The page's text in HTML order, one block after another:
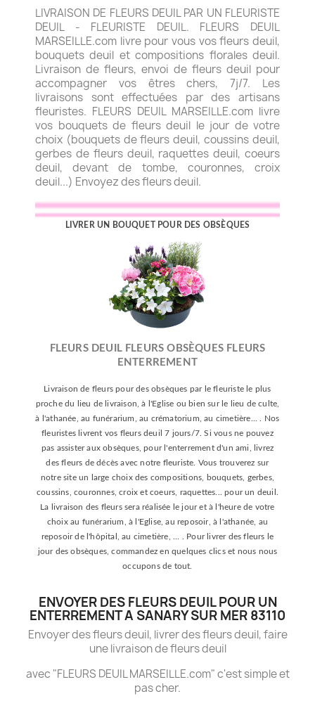
LIVRAISON DE FLEURS DEUIL PAR UN FLEURISTE
DEUIL - FLEURISTE DEUIL. FLEURS DEUIL
MARSEILLE.com livre pour vous vos fleurs deuil,
bouquets deuil et compositions florales deuil.
Livraison de fleurs, envoi de fleurs deuil pour
accompagner vos êtres chers, 7j/7. Les
livraisons sont effectuées par des artisans
fleuristes. FLEURS DEUIL MARSEILLE.com livre
vos bouquets de fleurs deuil le jour de votre
choix (bouquets de fleurs deuil, coussins deuil,
gerbes de fleurs deuil, raquettes deuil, coeurs
deuil, devant de tombe, couronnes, croix
deuil...) Envoyez des fleurs deuil.
LIVRER UN BOUQUET POUR DES OBSÈQUES
FLEURS DEUIL FLEURS OBSÈQUES FLEURS
ENTERREMENT
Livraison de fleurs pour des obsèques par le fleuriste le plus
proche du lieu de livraison, à l'Eglise ou bien sur le lieu de culte,
à l'athanée, au funérarium, au crématorium, au cimetière... . Nos
fleuristes livrent vos fleurs deuil 7 jours/7. Si vous ne pouvez
pas assister aux obsèques, pour l'enterrement d'un ami, livrez
des fleurs de décès avec notre fleuriste. Vous trouverez sur
notre site un large choix des compositions, bouquets, gerbes,
coussins, couronnes, croix et coeurs, raquettes... pour un deuil.
La livraison des fleurs sera réalisée le jour et à l'heure de votre
choix au funérarium, à l'Eglise, au reposoir, à l'athanée, au
reposoir de l'hôpital, au cimetière, ... . Pour livrer des fleurs le
jour des obsèques, commandez en quelques clics et nous nous
occupons de tout.
ENVOYER DES FLEURS DEUIL POUR UN
ENTERREMENT A SANARY SUR MER 83110
Envoyer des fleurs deuil, livrer des fleurs deuil, faire
une livraison de fleurs deuil
avec "FLEURS DEUIL MARSEILLE.com" c'est simple et
pas cher.